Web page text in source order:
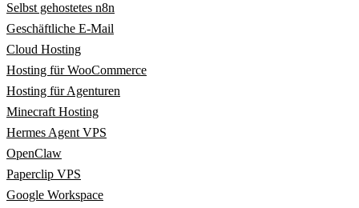
Selbst gehostetes n8n
Geschäftliche E-Mail
Cloud Hosting
Hosting für WooCommerce
Hosting für Agenturen
Minecraft Hosting
Hermes Agent VPS
OpenClaw
Paperclip VPS
Google Workspace